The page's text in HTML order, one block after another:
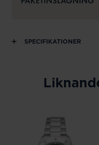
SPECIFIKATIONER